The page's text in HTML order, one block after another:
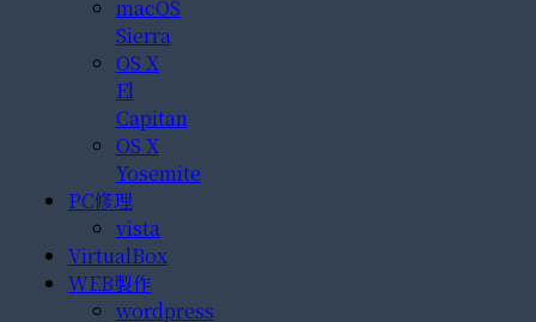
macOS
Sierra
OS X
El
Capitan
OS X
Yosemite
PC修理
vista
VirtualBox
WEB製作
wordpress